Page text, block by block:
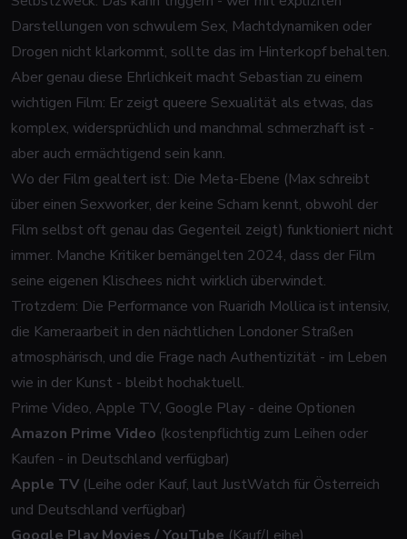
Darstellungen von schwulem Sex, Machtdynamiken oder
Drogen nicht klarkommt, sollte das im Hinterkopf behalten.
Aber genau diese Ehrlichkeit macht Sebastian zu einem
wichtigen Film: Er zeigt queere Sexualität als etwas, das
komplex, widersprüchlich und manchmal schmerzhaft ist -
aber auch ermächtigend sein kann.
Wo der Film gealtert ist: Die Meta-Ebene (Max schreibt
über einen Sexworker, der keine Scham kennt, obwohl der
Film selbst oft genau das Gegenteil zeigt) funktioniert nicht
immer. Manche Kritiker bemängelten 2024, dass der Film
seine eigenen Klischees nicht wirklich überwindet.
Trotzdem: Die Performance von Ruaridh Mollica ist intensiv,
die Kameraarbeit in den nächtlichen Londoner Straßen
atmosphärisch, und die Frage nach Authentizität - im Leben
wie in der Kunst - bleibt hochaktuell.
Prime Video, Apple TV, Google Play - deine Optionen
Amazon Prime Video (kostenpflichtig zum Leihen oder
Kaufen - in Deutschland verfügbar)
Apple TV (Leihe oder Kauf, laut JustWatch für Österreich
und Deutschland verfügbar)